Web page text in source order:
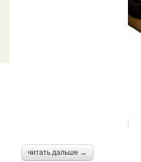
читать дальше →